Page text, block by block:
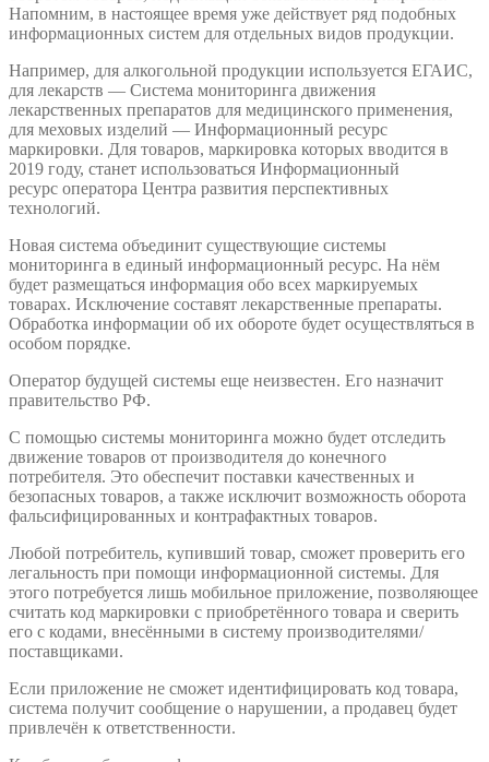
Напомним, в настоящее время уже действует ряд подобных
информационных систем для отдельных видов продукции.
Например, для алкогольной продукции используется ЕГАИС,
для лекарств — Система мониторинга движения
лекарственных препаратов для медицинского применения,
для меховых изделий — Информационный ресурс
маркировки. Для товаров, маркировка которых вводится в
2019 году, станет использоваться Информационный
ресурс оператора Центра развития перспективных
технологий.
Новая система объединит существующие системы
мониторинга в единый информационный ресурс. На нём
будет размещаться информация обо всех маркируемых
товарах. Исключение составят лекарственные препараты.
Обработка информации об их обороте будет осуществляться в
особом порядке.
Оператор будущей системы еще неизвестен. Его назначит
правительство РФ.
С помощью системы мониторинга можно будет отследить
движение товаров от производителя до конечного
потребителя. Это обеспечит поставки качественных и
безопасных товаров, а также исключит возможность оборота
фальсифицированных и контрафактных товаров.
Любой потребитель, купивший товар, сможет проверить его
легальность при помощи информационной системы. Для
этого потребуется лишь мобильное приложение, позволяющее
считать код маркировки с приобретённого товара и сверить
его с кодами, внесёнными в систему производителями/
поставщиками.
Если приложение не сможет идентифицировать код товара,
система получит сообщение о нарушении, а продавец будет
привлечён к ответственности.